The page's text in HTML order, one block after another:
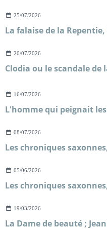
25/07/2026
20/07/2026
16/07/2026
L'homme qui peignait
08/07/2026
05/06/2026
19/03/2026
La Dame de beauté ;